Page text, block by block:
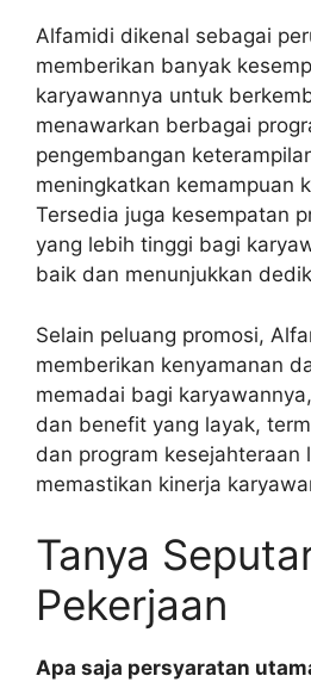
Alfamidi dikenal sebagai
memberikan banyak
karyawannya untuk
menawarkan berbagai
pengembangan
meningkatkan kemampuan
Tersedia juga kesempatan
yang lebih tinggi bagi
baik dan menunjukkan
Selain peluang promosi,
memberikan kenyamanan
memadai bagi
dan benefit yang layak,
dan program kesejahteraan
memastikan kinerja
Tanya
Pekerjaan
Apa saja persyaratan